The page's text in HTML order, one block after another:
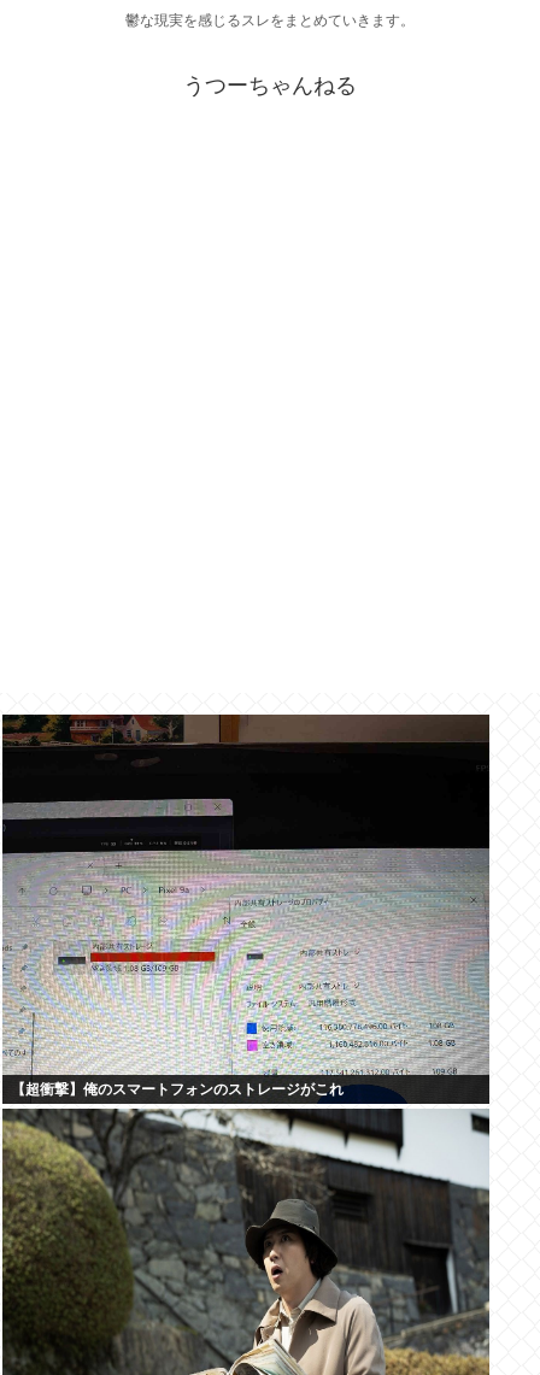
鬱な現実を感じるスレをまとめていきます。
うつーちゃんねる
【超衝撃】俺のスマートフォンのストレージがこれ